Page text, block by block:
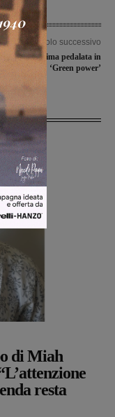
Articolo successivo
la prima pedalata in
‘Green power’
di Miah
resta